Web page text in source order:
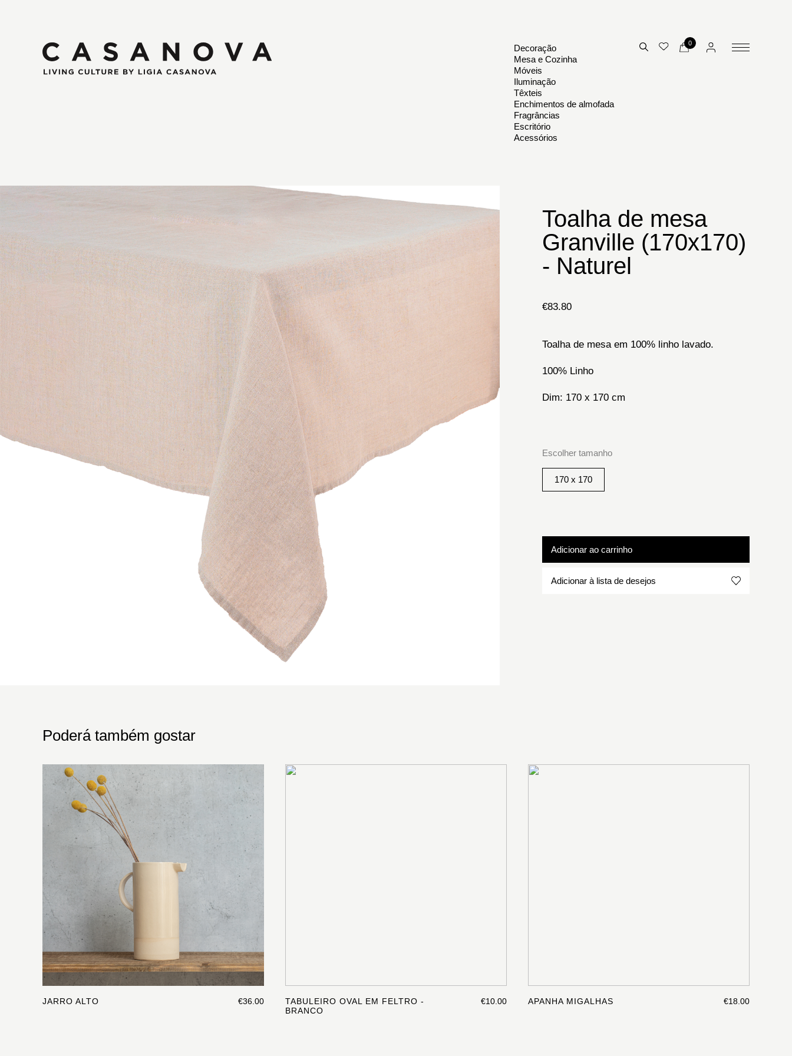
Decoração
Mesa e Cozinha
Móveis
Iluminação
Têxteis
Enchimentos de almofada
Fragrâncias
Escritório
Acessórios
0
Toalha de mesa
Granville (170x170)
- Naturel
€83.80
Toalha de mesa em 100% linho lavado.
100% Linho
Dim: 170 x 170 cm
Escolher tamanho
170 x 170
Adicionar ao carrinho
Adicionar à lista de desejos
Poderá também gostar
JARRO ALTO €36.00
TABULEIRO OVAL EM FELTRO -
BRANCO
€10.00 APANHA MIGALHAS €18.00